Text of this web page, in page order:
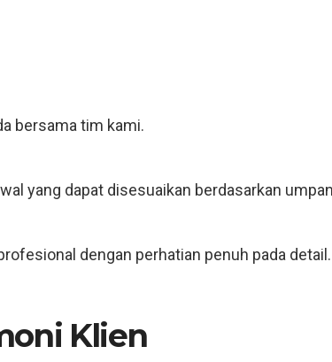
bersama tim kami.
yang dapat disesuaikan berdasarkan
dengan perhatian penuh pada detail.
Klien